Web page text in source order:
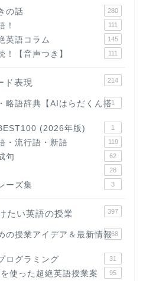
の話 280
！ 111
英語コラム 145
！【音声つき】 111
ド表現 214
略語辞典【AIはらだくん搭1
(2026年版) 1
・流行語・新語 119
句 62
28
ーズ集 3
たい英語の授業 397
の授業アイデア＆最新情報168
ログラミング 31
使った超絶英語授業案 95